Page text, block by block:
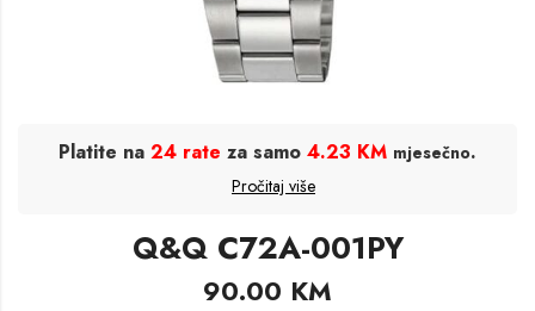
Platite na 24 rate za samo 4.23 KM mjesečno.
Pročitaj više
Q&Q C72A-001PY
90.00 KM